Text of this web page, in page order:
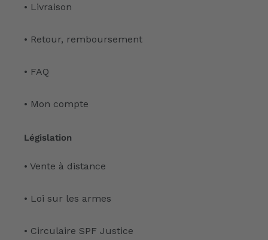
• Livraison
• Retour, remboursement
• FAQ
• Mon compte
Législation
• Vente à distance
• Loi sur les armes
• Circulaire SPF Justice